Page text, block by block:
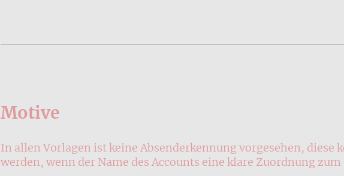
Motive
In allen Vorlagen ist keine Absenderkennung vorgesehen, diese
werden, wenn der Name des Accounts eine klare Zuordnung